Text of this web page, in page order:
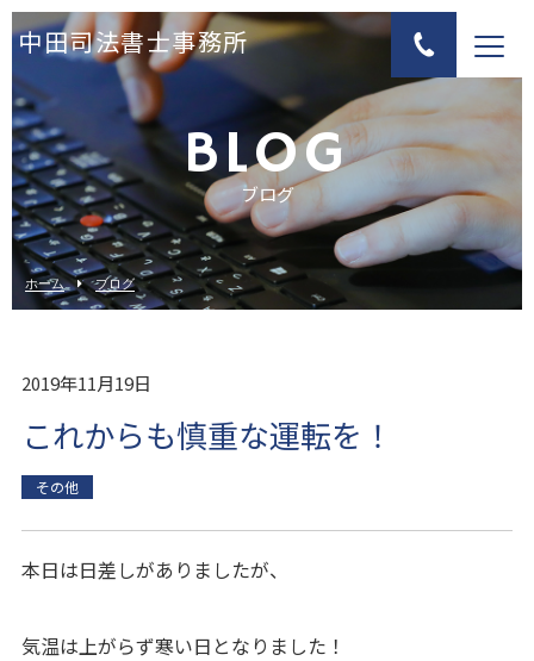
中田司法書士事務所
BLOG
ブログ
ホーム ブログ
2019年11月19日
これからも慎重な運転を！
その他
本日は日差しがありましたが、
気温は上がらず寒い日となりました！